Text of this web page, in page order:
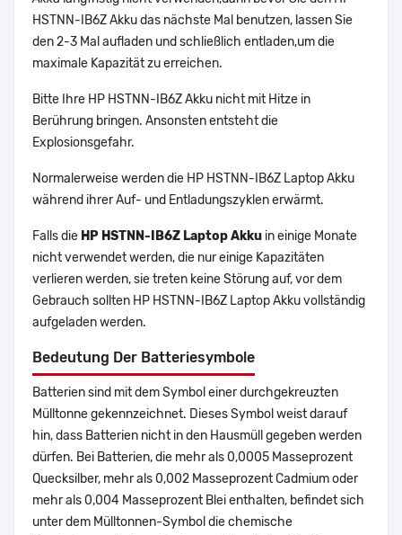
HSTNN-IB6Z Akku das nächste Mal benutzen, lassen Sie
den 2-3 Mal aufladen und schließlich entladen,um die
maximale Kapazität zu erreichen.
Bitte Ihre HP HSTNN-IB6Z Akku nicht mit Hitze in
Berührung bringen. Ansonsten entsteht die
Explosionsgefahr.
Normalerweise werden die HP HSTNN-IB6Z Laptop Akku
während ihrer Auf- und Entladungszyklen erwärmt.
Falls die HP HSTNN-IB6Z Laptop Akku in einige Monate
nicht verwendet werden, die nur einige Kapazitäten
verlieren werden, sie treten keine Störung auf, vor dem
Gebrauch sollten HP HSTNN-IB6Z Laptop Akku vollständig
aufgeladen werden.
Bedeutung Der Batteriesymbole
Batterien sind mit dem Symbol einer durchgekreuzten
Mülltonne gekennzeichnet. Dieses Symbol weist darauf
hin, dass Batterien nicht in den Hausmüll gegeben werden
dürfen. Bei Batterien, die mehr als 0,0005 Masseprozent
Quecksilber, mehr als 0,002 Masseprozent Cadmium oder
mehr als 0,004 Masseprozent Blei enthalten, befindet sich
unter dem Mülltonnen-Symbol die chemische